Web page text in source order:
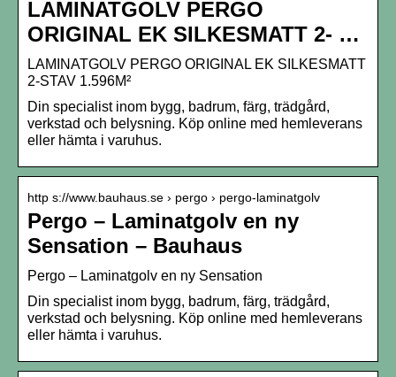
LAMINATGOLV PERGO
ORIGINAL EK SILKESMATT 2- …
LAMINATGOLV PERGO ORIGINAL EK SILKESMATT
2-STAV 1.596M²
Din specialist inom bygg, badrum, färg, trädgård,
verkstad och belysning. Köp online med hemleverans
eller hämta i varuhus.
http s://www.bauhaus.se › pergo › pergo-laminatgolv
Pergo – Laminatgolv en ny
Sensation – Bauhaus
Pergo – Laminatgolv en ny Sensation
Din specialist inom bygg, badrum, färg, trädgård,
verkstad och belysning. Köp online med hemleverans
eller hämta i varuhus.